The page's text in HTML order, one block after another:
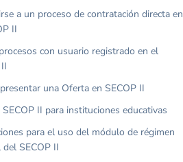
a un proceso de contratación directa en
II
con usuario registrado en el
una Oferta en SECOP II
II para instituciones educativas
para el uso del módulo de régimen
del SECOP II